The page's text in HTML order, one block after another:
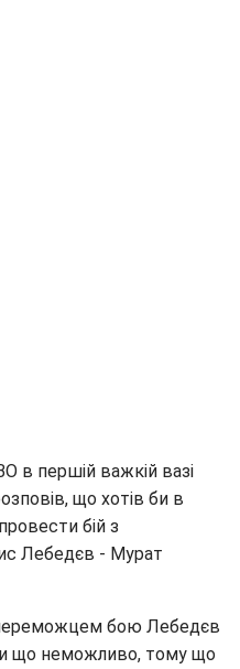
в першій важкій вазі
що хотів би в
бій з
Лебедєв - Мурат
бою Лебедєв
що неможливо, тому що